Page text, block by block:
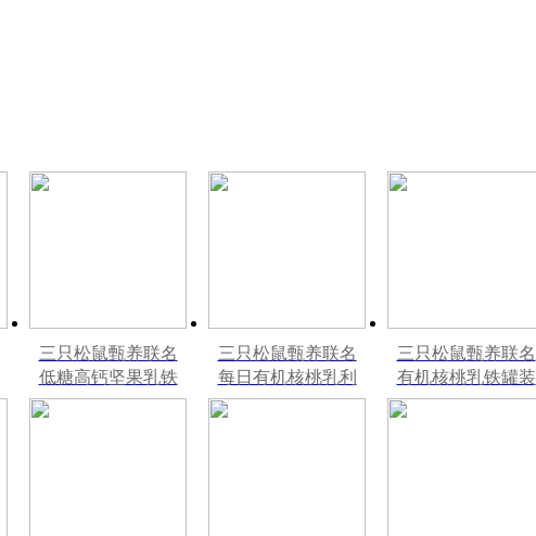
三只松鼠甄养联名
低糖高钙坚果乳铁
罐240ml*12罐礼盒
三只松鼠甄养联名
每日有机核桃乳利
乐砖250ml*12盒木
三只松鼠甄养联名
有机核桃乳铁罐装
240ml*12罐礼盒